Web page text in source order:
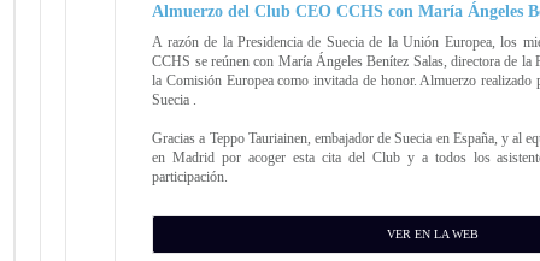
Almuerzo del Club CEO CCHS con María Ángeles
A razón de la Presidencia de Suecia de la Unión Europea, los
CCHS se reúnen con María Ángeles Benítez Salas, directora de la
la Comisión Europea como invitada de honor. Almuerzo realizado
Suecia .
Gracias a Teppo Tauriainen, embajador de Suecia en España, y al
en Madrid por acoger esta cita del Club y a todos los
participación.
VER EN LA WEB